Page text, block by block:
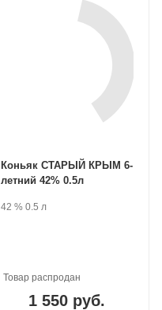
Коньяк СТАРЫЙ КРЫМ 6-
летний 42% 0.5л
Производитель:
.Крепость
42 %. Объем
0.5 л
1 550 руб.
Товар распродан